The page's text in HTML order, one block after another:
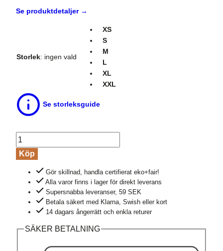
Se produktdetaljer →
Storlek: ingen vald
XS
S
M
L
XL
XXL
Se storleksguide
Pyjamas
shorts
dam
ROSARIA
mängd
Köp
Gör skillnad, handla certifierat eko+fair!
Alla varor finns i lager för direkt leverans
Supersnabba leveranser, 59 SEK
Betala säkert med Klarna, Swish eller kort
14 dagars ångerrätt och enkla returer
SÄKER BETALNING